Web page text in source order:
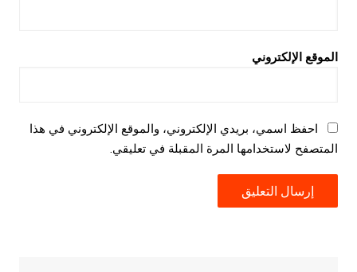
الموقع الإلكتروني
احفظ اسمي، بريدي الإلكتروني، والموقع الإلكتروني في هذا
المتصفح لاستخدامها المرة المقبلة في تعليقي.